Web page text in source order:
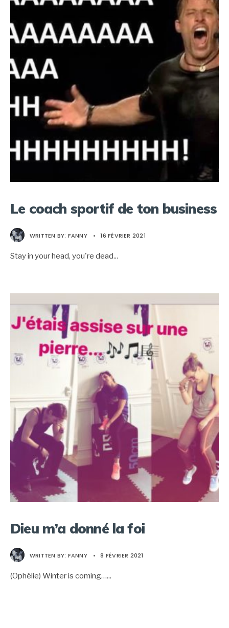
Le coach sportif de ton business
WRITTEN BY: FANNY • 16 FÉVRIER 2021
Stay in your head, you're dead...
Dieu m’a donné la foi
WRITTEN BY: FANNY • 8 FÉVRIER 2021
(Ophélie) Winter is coming…...